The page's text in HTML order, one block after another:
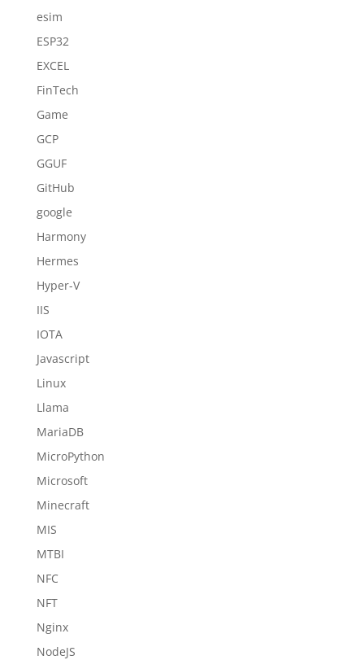
esim
ESP32
EXCEL
FinTech
Game
GCP
GGUF
GitHub
google
Harmony
Hermes
Hyper-V
IIS
IOTA
Javascript
Linux
Llama
MariaDB
MicroPython
Microsoft
Minecraft
MIS
MTBI
NFC
NFT
Nginx
NodeJS